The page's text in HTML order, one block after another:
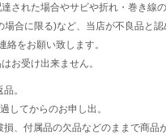
された場合やサビや折れ・巻き線
場合に限る)など、当店が不良品と
絡をお願い致します。
お受け出来ません。
。
してからのお申し出。
、付属品の欠品などのままで商品